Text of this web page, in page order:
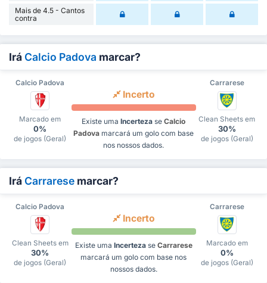
Mais de 4.5 - Cantos
contra
Irá Calcio Padova marcar?
Calcio Padova Carrarese
Marcado em
0%
de jogos (Geral)
Incerto
Existe uma Incerteza se Calcio
Padova marcará um golo com base
nos nossos dados.
Clean Sheets em
30%
de jogos (Geral)
Irá Carrarese marcar?
Calcio Padova Carrarese
Clean Sheets em
30%
de jogos (Geral)
Incerto
Existe uma Incerteza se Carrarese
marcará um golo com base nos
nossos dados.
Marcado em
0%
de jogos (Geral)